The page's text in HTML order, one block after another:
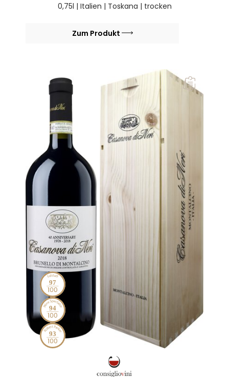
0,75l | Italien | Toskana | trocken
Zum Produkt
97
94
93